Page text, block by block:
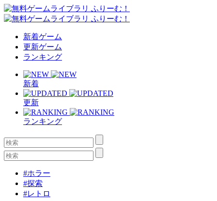
新着ゲーム
更新ゲーム
ランキング
新着
更新
ランキング
#ホラー
#探索
#レトロ